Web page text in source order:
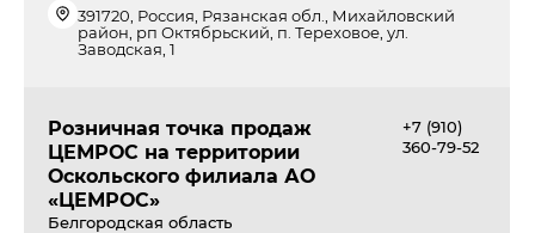
391720, Россия, Рязанская обл., Михайловский
район, рп Октябрьский, п. Тереховое, ул.
Заводская, 1
Розничная точка продаж
ЦЕМРОС на территории
Оскольского филиала АО
«ЦЕМРОС»
Белгородская область
+7 (910)
360-79-52